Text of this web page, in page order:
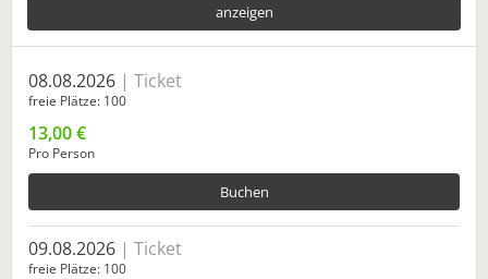
anzeigen
08.08.2026 Ticket
freie Plätze 100
13,00 €
Pro Person
Buchen
09.08.2026 Ticket
freie Plätze 100